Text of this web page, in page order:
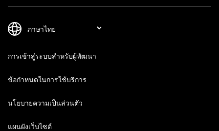
การเข้าสู่ระบบสำหรับผู้พัฒนา
ข้อกำหนดในการใช้บริการ
นโยบายความเป็นส่วนตัว
แผนผังเว็บไซต์